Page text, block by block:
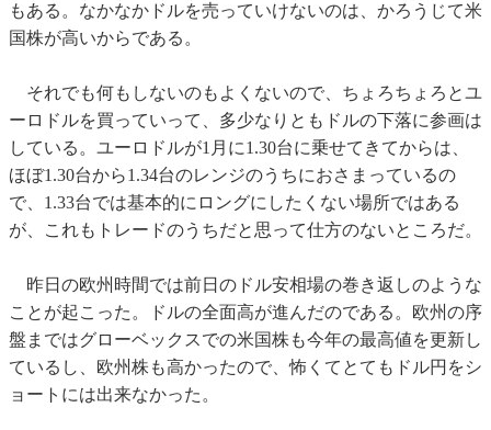
もある。なかなかドルを売っていけないのは、かろうじて米
国株が高いからである。
それでも何もしないのもよくないので、ちょろちょろとユ
ーロドルを買っていって、多少なりともドルの下落に参画は
している。ユーロドルが1月に1.30台に乗せてきてからは、
ほぼ1.30台から1.34台のレンジのうちにおさまっているの
で、1.33台では基本的にロングにしたくない場所ではある
が、これもトレードのうちだと思って仕方のないところだ。
昨日の欧州時間では前日のドル安相場の巻き返しのような
ことが起こった。ドルの全面高が進んだのである。欧州の序
盤まではグローベックスでの米国株も今年の最高値を更新し
ているし、欧州株も高かったので、怖くてとてもドル円をシ
ョートには出来なかった。